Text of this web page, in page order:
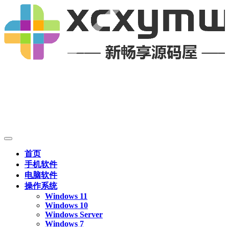
首页
手机软件
电脑软件
操作系统
Windows 11
Windows 10
Windows Server
Windows 7